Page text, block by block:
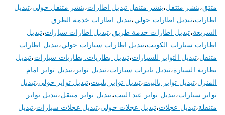
متتق،بنشر متتقل،بنشر متنقل تبديل اطارات،بنشر متنقل حولي،تبديل
اطارات،تبديل اطارات حولي،تبديل اطارات خدمة الطرق
السريعة،تبديل اطارات خدمة طريق،تبديل اطارات سيارات،تبديل
اطارات سيارات الكويت،تبديل اطارات سيارات حولي،تبديل اطارات
متنقل،تبديل التواير للسيارات،تبديل بطاريات. بطاريات سيارات،تبديل
بطارية السيارة،تبديل تايرات سيارات،تبديل تواير ،تبديل تواير امام
المنزل،تبديل تواير بالبيت،تبديل تواير بلبيت،تبديل تواير حولي،تبديل
تواير سيارات،تبديل تواير عند البيت،تبديل تواير متنقل،تبديل تواير
متنقلة،تبديل عجلات،تبديل عجلات حولي،تبديل عجلات سيارات،تبديل